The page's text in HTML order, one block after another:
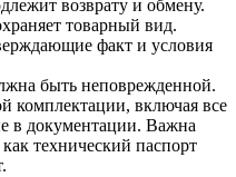
возврату и обмену.
товарный вид.
факт и условия
быть неповрежденной.
комплектации, включая все
в документации. Важна
технический паспорт